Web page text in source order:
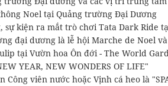
Noel tại Quảng trường Đại Dương
sự kiện ra mắt trò chơi Tata Dark Ride
đại dương là lễ hội Marche de Noel
tại Vườn hoa Ôn đới - The World
YEAR, NEW WONDERS OF LIFE"
Công viên nước hoặc Vịnh cá heo là